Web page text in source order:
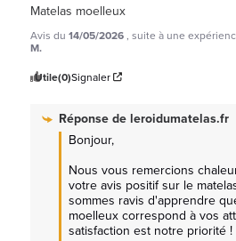
Matelas moelleux
Avis du 14/05/2026, suite à une
M.
Utile(0)Signaler
Réponse deleroidumatelas.fr
Bonjour,
Nous vous remercions
votre avis positif sur le
sommes ravis d'apprendre
moelleux correspond à vos
satisfaction est notre priorité !